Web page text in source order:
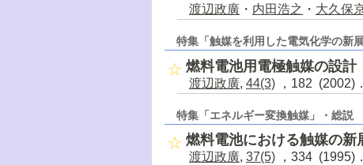
渡辺政廣 ・ 内田浩之 ・ 大久保
特集「触媒を利用した電気化学の新展
燃料電池用電極触媒の設計
渡辺政廣, 44(3) ，182 (2002)
特集「エネルギー変換触媒」・総説
燃料電池における触媒の新
渡辺政廣, 37(5) ，334 (1995)